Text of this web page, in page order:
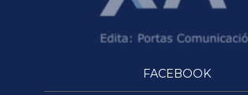
FACEBOOK